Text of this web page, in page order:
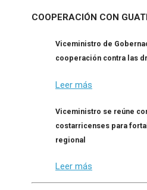
COOPERACIÓN CON
Viceministro de
cooperación contra las
Leer más
Viceministro se reúne
costarricenses para
regional
Leer más